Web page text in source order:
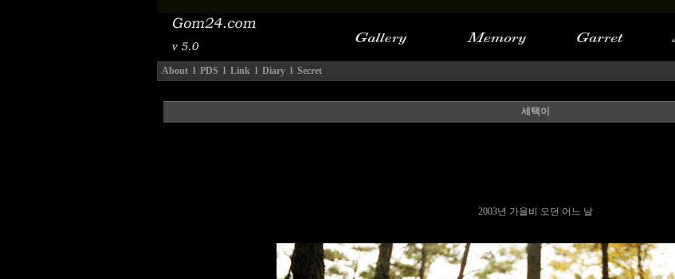
About l PDS l Link l Diary l Secret
세택이
2003년 가을비 오던 어느 날